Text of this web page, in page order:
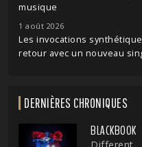
musique
1 août 2026
Les invocations
retour avec un nouveau
DERNIÈRES CHRONIQUES
BLACKBOOK